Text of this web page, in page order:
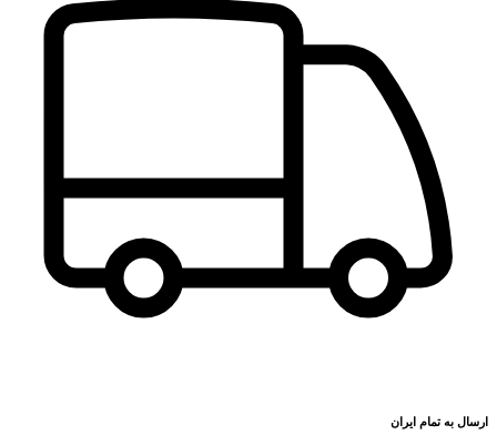
ارسال به تمام ایران